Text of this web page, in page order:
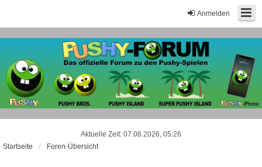
Anmelden
Aktuelle Zeit: 07.08.2026, 05:26
Startseite
Foren-Übersicht